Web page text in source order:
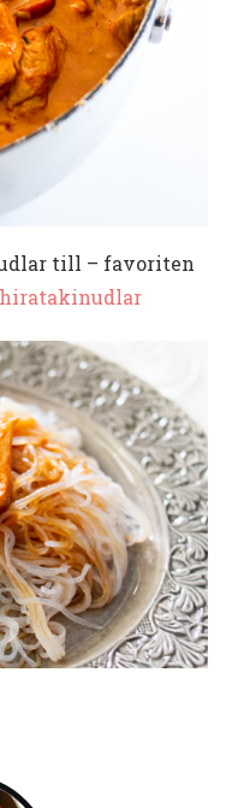
till – favoriten